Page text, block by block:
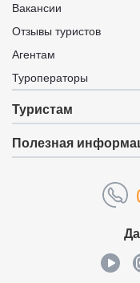
Вакансии
Отзывы туристов
Агентам
Туроператоры
Туристам
Полезная